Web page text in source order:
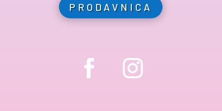
PRODAVNICA